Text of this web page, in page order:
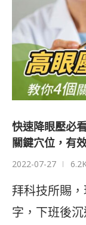
快速降眼壓必
關鍵穴位，有
2022-07-27
拜科技所賜
字，下班後